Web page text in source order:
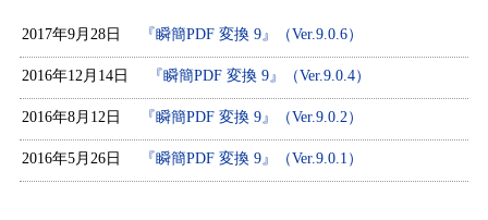
2017年9月28日 『瞬簡PDF 変換 9』（Ver.9.0.6）
2016年12月14日 『瞬簡PDF 変換 9』（Ver.9.0.4）
2016年8月12日 『瞬簡PDF 変換 9』（Ver.9.0.2）
2016年5月26日 『瞬簡PDF 変換 9』（Ver.9.0.1）